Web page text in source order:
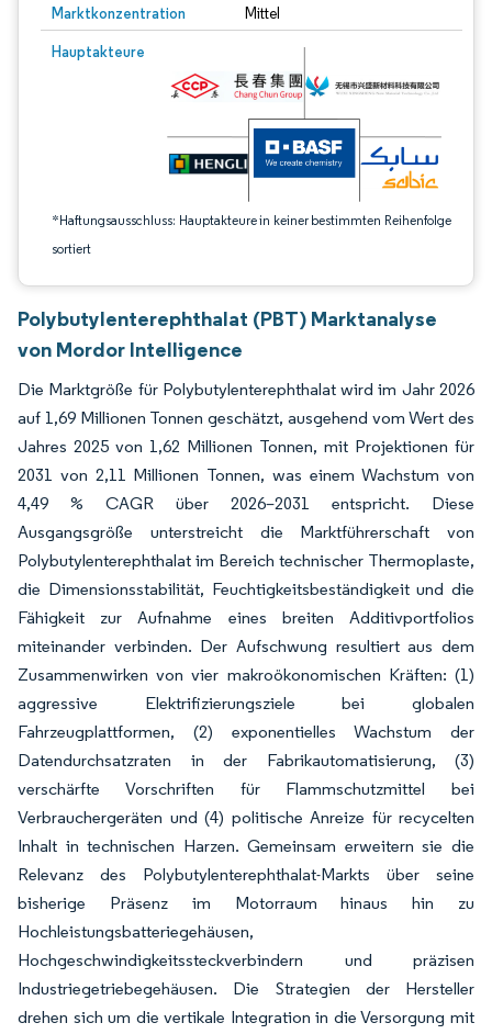
Marktkonzentration Mittel
Hauptakteure
*Haftungsausschluss: Hauptakteure in keiner bestimmten Reihenfolge
sortiert
Bild © Mordor Intelligence. Wiederverwendung erfordert Namensnennung
Polybutylenterephthalat (PBT) Marktanalyse
von Mordor Intelligence
Die Marktgröße für Polybutylenterephthalat wird im Jahr 2026
auf 1,69 Millionen Tonnen geschätzt, ausgehend vom Wert des
Jahres 2025 von 1,62 Millionen Tonnen, mit Projektionen für
2031 von 2,11 Millionen Tonnen, was einem Wachstum von
4,49 % CAGR über 2026–2031 entspricht. Diese
Ausgangsgröße unterstreicht die Marktführerschaft von
Polybutylenterephthalat im Bereich technischer Thermoplaste,
die Dimensionsstabilität, Feuchtigkeitsbeständigkeit und die
Fähigkeit zur Aufnahme eines breiten Additivportfolios
miteinander verbinden. Der Aufschwung resultiert aus dem
Zusammenwirken von vier makroökonomischen Kräften: (1)
aggressive Elektrifizierungsziele bei globalen
Fahrzeugplattformen, (2) exponentielles Wachstum der
Datendurchsatzraten in der Fabrikautomatisierung, (3)
verschärfte Vorschriften für Flammschutzmittel bei
Verbrauchergeräten und (4) politische Anreize für recycelten
Inhalt in technischen Harzen. Gemeinsam erweitern sie die
Relevanz des Polybutylenterephthalat-Markts über seine
bisherige Präsenz im Motorraum hinaus hin zu
Hochleistungsbatteriegehäusen,
Hochgeschwindigkeitssteckverbindern und präzisen
Industriegetriebegehäusen. Die Strategien der Hersteller
drehen sich um die vertikale Integration in die Versorgung mit